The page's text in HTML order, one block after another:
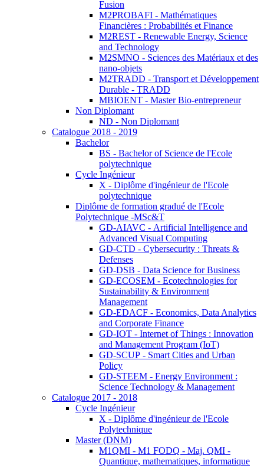
Fusion
M2PROBAFI - Mathématiques
Financières : Probabilités et Finance
M2REST - Renewable Energy, Science
and Technology
M2SMNO - Sciences des Matériaux et des
nano-objets
M2TRADD - Transport et Développement
Durable - TRADD
MBIOENT - Master Bio-entrepreneur
Non Diplomant
ND - Non Diplomant
Catalogue 2018 - 2019
Bachelor
BS - Bachelor of Science de l'Ecole
polytechnique
Cycle Ingénieur
X - Diplôme d'ingénieur de l'Ecole
polytechnique
Diplôme de formation gradué de l'Ecole
Polytechnique -MSc&T
GD-AIAVC - Artificial Intelligence and
Advanced Visual Computing
GD-CTD - Cybersecurity : Threats &
Defenses
GD-DSB - Data Science for Business
GD-ECOSEM - Ecotechnologies for
Sustainability & Environment
Management
GD-EDACF - Economics, Data Analytics
and Corporate Finance
GD-IOT - Internet of Things : Innovation
and Management Program (IoT)
GD-SCUP - Smart Cities and Urban
Policy
GD-STEEM - Energy Environment :
Science Technology & Management
Catalogue 2017 - 2018
Cycle Ingénieur
X - Diplôme d'ingénieur de l'Ecole
Polytechnique
Master (DNM)
M1QMI - M1 FODQ - Maj. QMI -
Quantique, mathematiques, informatique